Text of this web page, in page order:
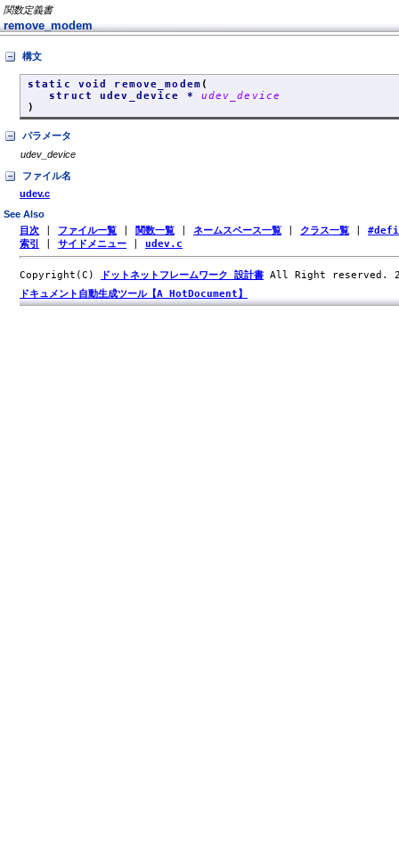
関数定義書
remove_modem
構文
static void remove_modem (
struct udev_device * udev_device
)
パラメータ
udev_device
ファイル名
udev.c
See Also
目次 ファイル一覧 関数一覧 ネームスペース一覧 クラス一覧
索引
サイドメニュー udev.c
Copyright(C) ドットネットフレームワーク 設計書 All Right reserved.
ドキュメント自動生成ツール【A HotDocument】